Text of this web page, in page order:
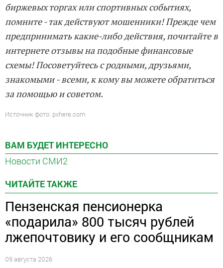
биржевых торгах или спортивных событиях,
помните - так действуют мошенники! Прежде чем
предпринимать какие-либо действия, почитайте в
интернете отзывы на подобные финансовые
схемы! Посоветуйтесь с родными, друзьями,
знакомыми - всеми, к кому вы можете обратиться
за помощью и советом.
Источник фото: pxhere.com
ВАМ БУДЕТ ИНТЕРЕСНО
Новости СМИ2
ЧИТАЙТЕ ТАКЖЕ
Пензенская пенсионерка
«подарила» 800 тысяч рублей
лжепочтовику и его сообщникам
09 августа 2026